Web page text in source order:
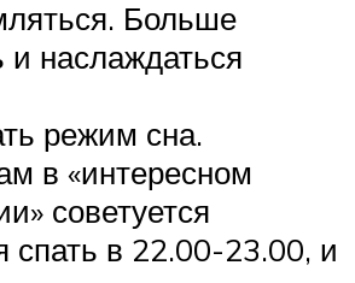
Больше
и наслаждаться
режим сна.
в «интересном
советуется
спать в 22.00-23.00, и